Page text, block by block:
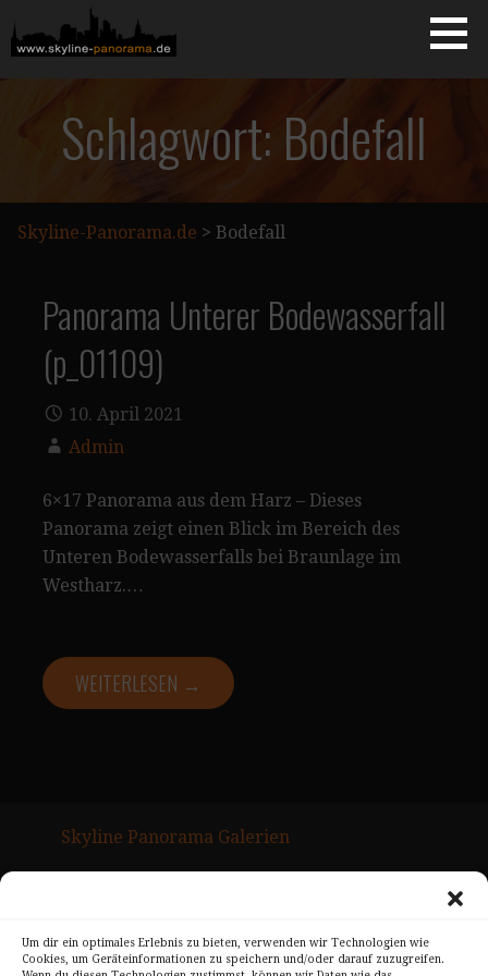
Um dir ein optimales Erlebnis zu bieten, verwenden wir Technologien wie
Cookies, um Geräteinformationen zu speichern und/oder darauf zuzugreifen.
Inhalt
springen
SKYLINE-PANORAMA.DE
Schlagwort: Bodefall
Skyline-Panorama.de > Bodefall
Panorama Unterer Bodewasserfall
(p_01109)
10. April 2021
Admin
6×17 Panorama aus dem Harz – Dieses
Panorama zeigt einen Blick im Bereich des
Unteren Bodewasserfalls bei Braunlage im
Westharz.…
WEITERLESEN →
Skyline Panorama Galerien
Kontakt